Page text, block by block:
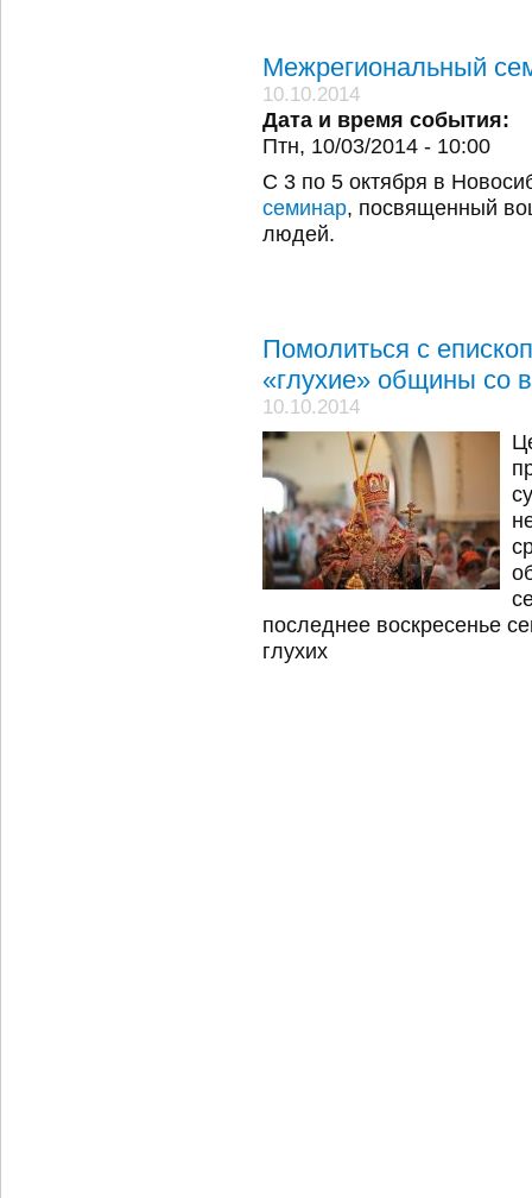
Межрегиональный
10.10.2014
Дата и время события:
Птн, 10/03/2014 - 10:00
С 3 по 5 октября в
семинар, посвященный
людей.
Помолиться с
«глухие» общины со
10.10.2014
последнее воскресенье
глухих